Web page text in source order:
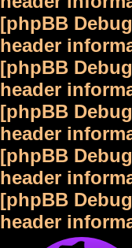
[phpBB
header
[phpBB
header
[phpBB
header
[phpBB
header
[phpBB
header